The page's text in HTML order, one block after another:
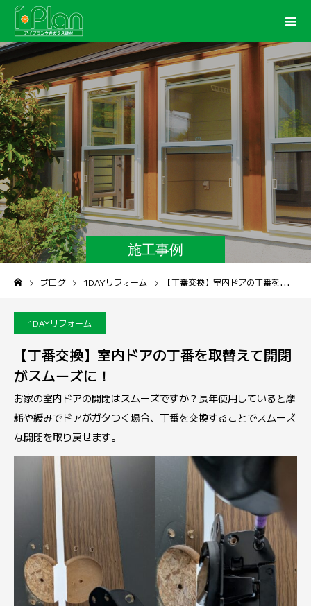
施工事例
ブログ 1DAYリフォーム 【丁番交換】室内ドアの丁番を取替えて開閉がスムーズに！
1DAYリフォーム
【丁番交換】室内ドアの丁番を取替えて開閉
がスムーズに！
お家の室内ドアの開閉はスムーズですか？長年使用していると摩
耗や緩みでドアがガタつく場合、丁番を交換することでスムーズ
な開閉を取り戻せます。